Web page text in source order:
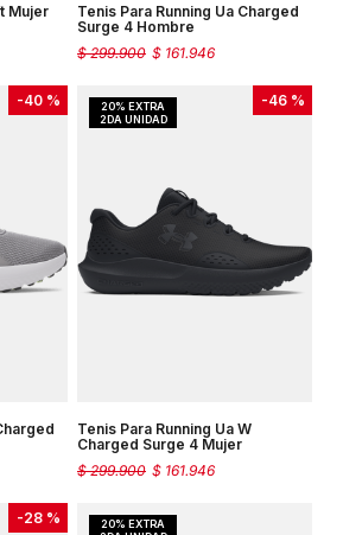
Mujer
Tenis Para Running Ua Charged
Surge 4 Hombre
$ 161.946
$ 299.900
-40 % -46 %
Tenis Para Running Ua W
Charged Surge 4 Mujer
$ 161.946
$ 299.900
-28 %